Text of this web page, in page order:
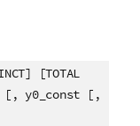
[TOTAL
y0_const [,